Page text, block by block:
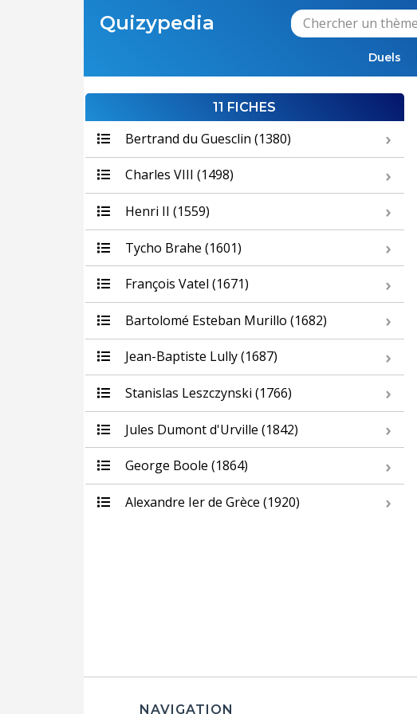
Quizypedia
Duels
11 FICHES
Bertrand du Guesclin (1380)
Charles VIII (1498)
Henri II (1559)
Tycho Brahe (1601)
François Vatel (1671)
Bartolomé Esteban Murillo (1682)
Jean-Baptiste Lully (1687)
Stanislas Leszczynski (1766)
Jules Dumont d'Urville (1842)
George Boole (1864)
Alexandre Ier de Grèce (1920)
NAVIGATION